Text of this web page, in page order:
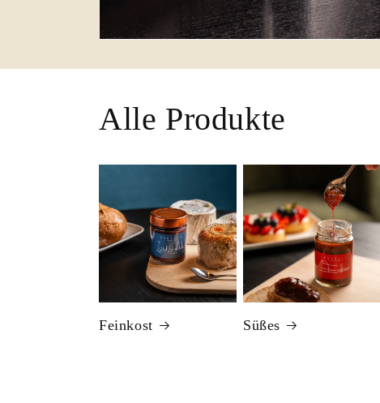
Alle Produkte
Feinkost Süßes